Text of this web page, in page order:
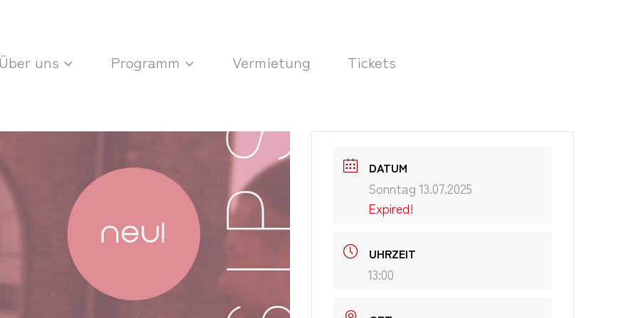
Über uns Programm Vermietung Tickets
DATUM
Sonntag 13.07.2025
Expired!
UHRZEIT
13:00